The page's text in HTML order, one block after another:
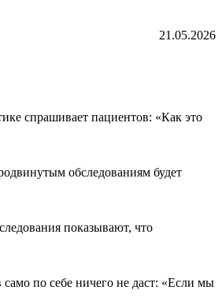
21.05.2026
спрашивает пациентов: «Как это
обследованиям будет
показывают, что
по себе ничего не даст: «Если мы